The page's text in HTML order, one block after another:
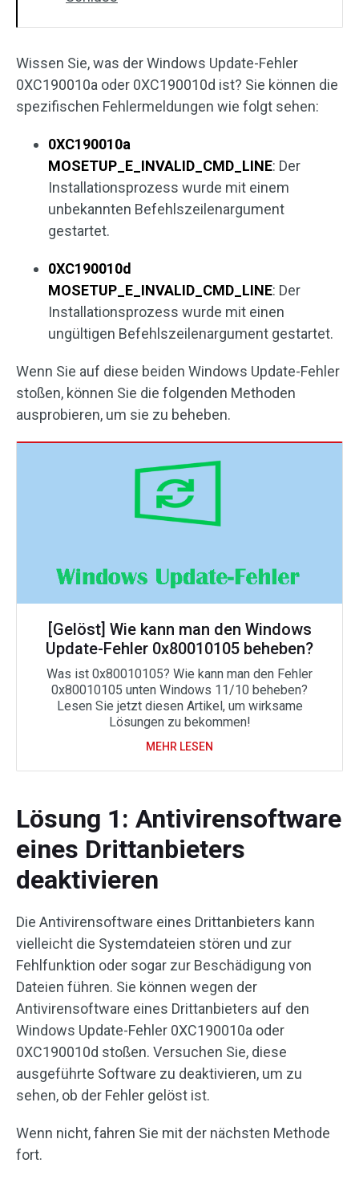
Wissen Sie, was der Windows Update-Fehler
0XC190010a oder 0XC190010d ist? Sie können die
spezifischen Fehlermeldungen wie folgt sehen:
0XC190010a
MOSETUP_E_INVALID_CMD_LINE: Der
Installationsprozess wurde mit einem
unbekannten Befehlszeilenargument
gestartet.
0XC190010d
MOSETUP_E_INVALID_CMD_LINE: Der
Installationsprozess wurde mit einen
ungültigen Befehlszeilenargument gestartet.
Wenn Sie auf diese beiden Windows Update-Fehler
stoßen, können Sie die folgenden Methoden
ausprobieren, um sie zu beheben.
[Gelöst] Wie kann man den Windows
Update-Fehler 0x80010105 beheben?
Was ist 0x80010105? Wie kann man den Fehler
0x80010105 unten Windows 11/10 beheben?
Lesen Sie jetzt diesen Artikel, um wirksame
Lösungen zu bekommen!
MEHR LESEN
Lösung 1: Antivirensoftware
eines Drittanbieters
deaktivieren
Die Antivirensoftware eines Drittanbieters kann
vielleicht die Systemdateien stören und zur
Fehlfunktion oder sogar zur Beschädigung von
Dateien führen. Sie können wegen der
Antivirensoftware eines Drittanbieters auf den
Windows Update-Fehler 0XC190010a oder
0XC190010d stoßen. Versuchen Sie, diese
ausgeführte Software zu deaktivieren, um zu
sehen, ob der Fehler gelöst ist.
Wenn nicht, fahren Sie mit der nächsten Methode
fort.